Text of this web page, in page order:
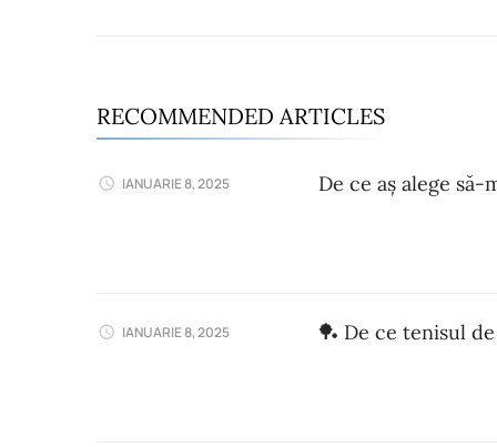
RECOMMENDED ARTICLES
IANUARIE 8, 2025 De ce aș alege
IANUARIE 8, 2025 🏓 De ce tenisul